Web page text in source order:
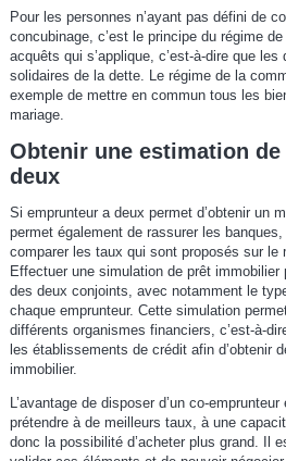
Pour les personnes n’ayant pas défini de
concubinage, c’est le principe du régime
acquêts qui s’applique, c’est-à-dire que
solidaires de la dette. Le régime de la
exemple de mettre en commun tous les
mariage.
Obtenir une estimation
deux
Si emprunteur a deux permet d’obtenir un
permet également de rassurer les
comparer les taux qui sont proposés sur le
Effectuer une simulation de prêt
des deux conjoints, avec notamment le
chaque emprunteur. Cette simulation
différents organismes financiers, c’est-à-
les établissements de crédit afin d’obtenir
immobilier.
L’avantage de disposer d’un co-
prétendre à de meilleurs taux, à une
donc la possibilité d’acheter plus grand. Il